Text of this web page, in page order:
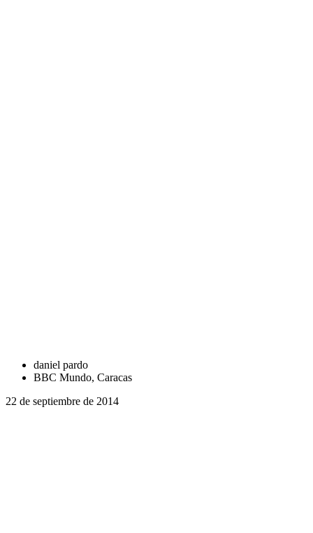
daniel pardo
BBC Mundo, Caracas
22 de septiembre de 2014